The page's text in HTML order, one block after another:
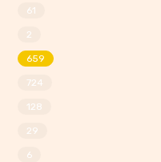
61
2
659
724
128
29
6